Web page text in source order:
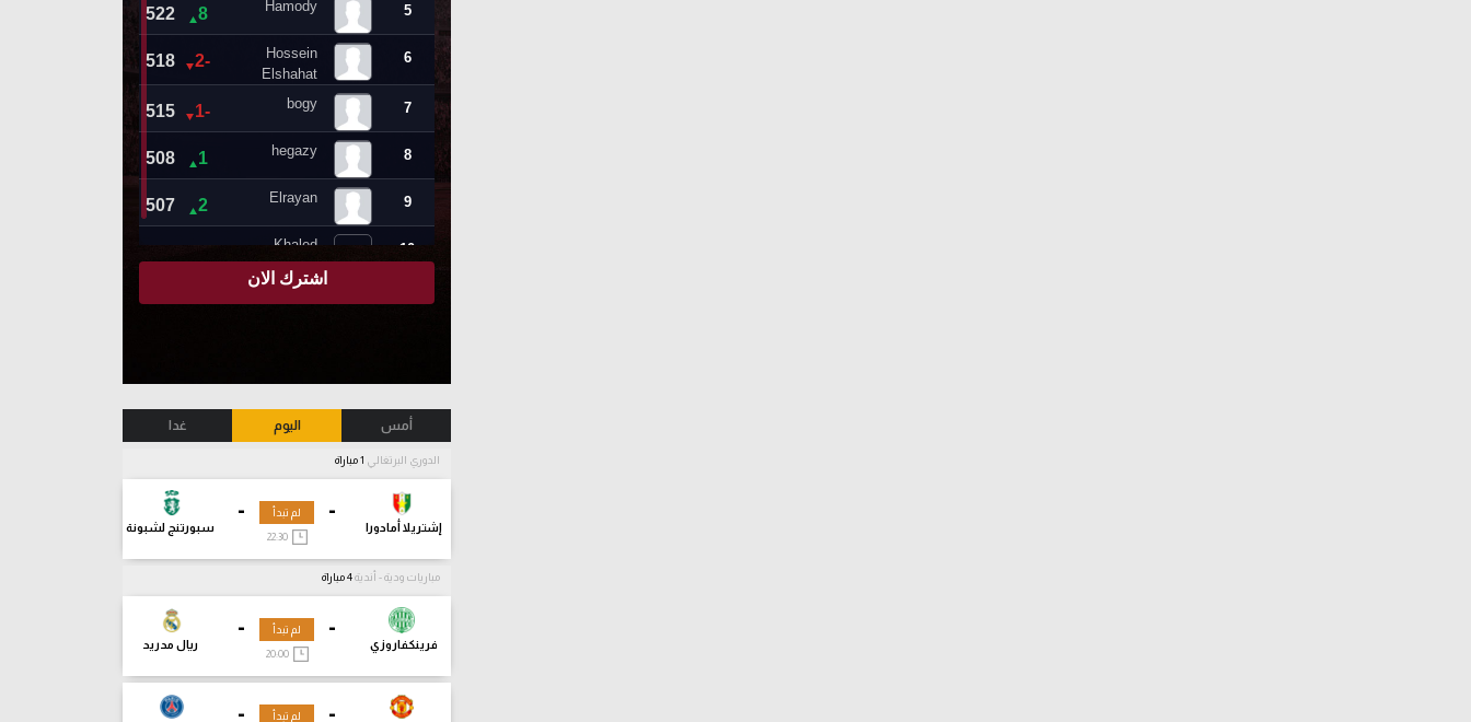
أمس اليوم غدا
الدوري البرتغالي
-
إشتريلا أمادورا
-
سبورتنج لشبونة
لم تبدأ
22:30
مباريات ودية - أندية
-
فرينكفاروزي
-
ريال مدريد
لم تبدأ
20:00
-
-
لم تبدأ